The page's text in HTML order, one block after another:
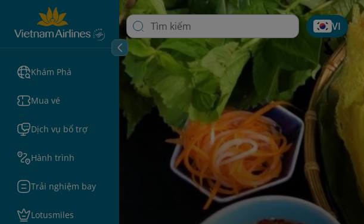
Khám Phá
Mua vé
Dịch vụ bổ trợ
Hành trình
Trải nghiệm bay
Lotusmiles
VI